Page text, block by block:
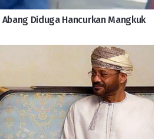
Diduga Hancurkan Mangkuk